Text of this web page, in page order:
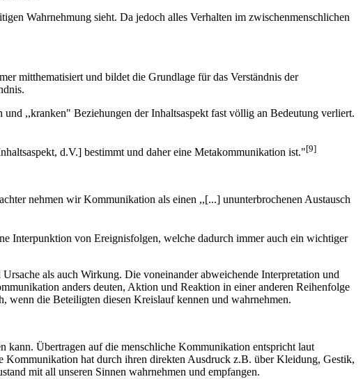
Wahrnehmung sieht. Da jedoch alles Verhalten im zwischenmenschlichen
mitthematisiert und bildet die Grundlage für das Verständnis der
,,kranken" Beziehungen der Inhaltsaspekt fast völlig an Bedeutung verliert.
d.V.] bestimmt und daher eine Metakommunikation ist."[9]
nehmen wir Kommunikation als einen ,,[...] ununterbrochenen Austausch
Interpunktion von Ereignisfolgen, welche dadurch immer auch ein wichtiger
als auch Wirkung. Die voneinander abweichende Interpretation und
anders deuten, Aktion und Reaktion in einer anderen Reihenfolge
wenn die Beteiligten diesen Kreislauf kennen und wahrnehmen.
kann. Übertragen auf die menschliche Kommunikation entspricht laut
Kommunikation hat durch ihren direkten Ausdruck z.B. über Kleidung, Gestik,
mit all unseren Sinnen wahrnehmen und empfangen.